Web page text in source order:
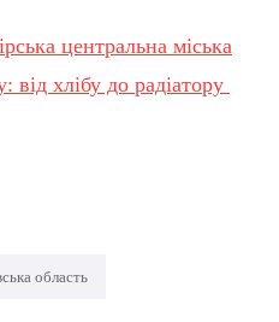
центральна міська
від хлібу до радіатору
область